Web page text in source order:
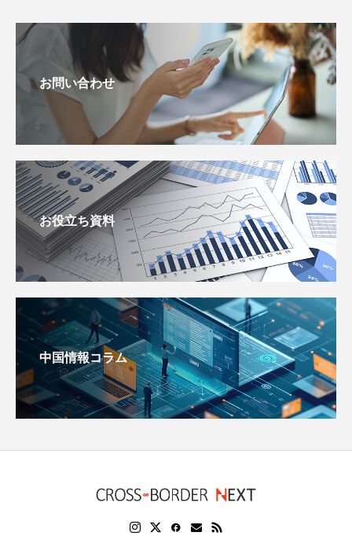
お問い合わせ
お役立ち資料
中国情報コラム